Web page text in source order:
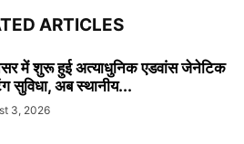
ARTICLES
में शुरू हुई अत्याधुनिक एडवांस जेनेटिक
सुविधा, अब स्थानीय...
3, 2026